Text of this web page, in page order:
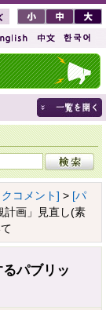
コメント] > [パ
計画」見直し(素
パブリッ